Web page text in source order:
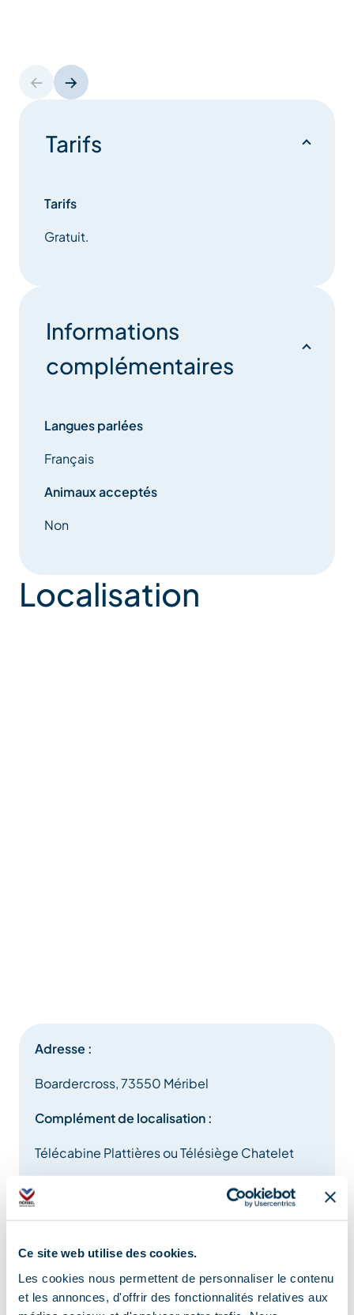
Ce site web utilise des cookies.
Les cookies nous permettent de personnaliser le contenu
et les annonces, d'offrir des fonctionnalités relatives aux
Tarifs
Tarifs
Gratuit.
Informations
complémentaires
Langues parlées
Français
Animaux acceptés
Non
Localisation
Adresse :
Boardercross, 73550 Méribel
Complément de localisation :
Télécabine Plattières ou Télésiège Chatelet
Information mise à jour le
07/08/2025